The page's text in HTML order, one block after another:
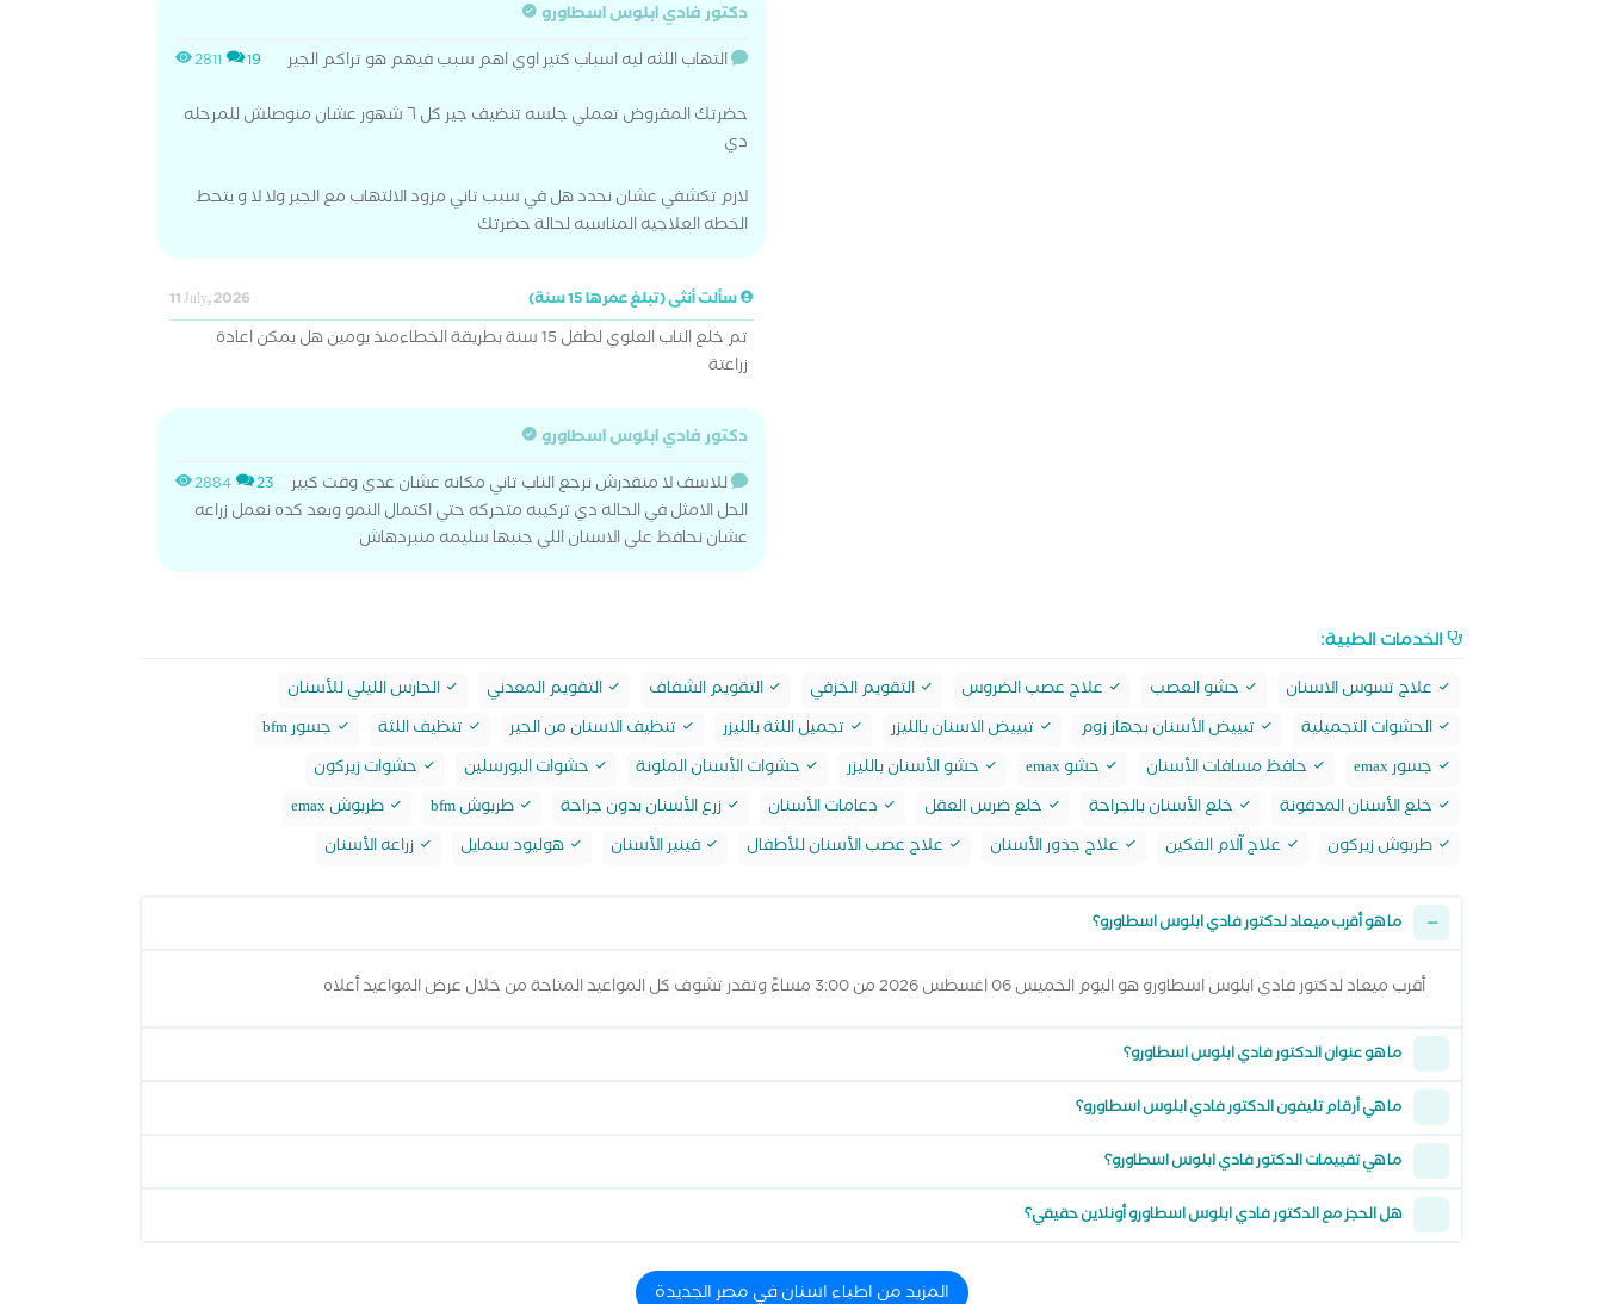
دكتور فادي ابلوس اسطاورو
2811 19
التهاب اللثه ليه اسباب كتير اوي اهم سبب فيهم هو تراكم الجير
حضرتك المفروض تعملي جلسه تنضيف جير كل ٦ شهور عشان منوصلش للمرحله
دي
لازم تكشفي عشان نحدد هل في سبب تاني مزود الالتهاب مع الجير ولا لا و يتحط
الخطه العلاجيه المناسبه لحالة حضرتك
سألت أنثى (تبلغ عمرها 15 سنة) 11 July, 2026
تم خلع الناب العلوي لطفل 15 سنة بطريقة الخطاءمنذ يومين هل يمكن اعادة
زراعتة
دكتور فادي ابلوس اسطاورو
2884 23
للاسف لا منقدرش نرجع الناب تاني مكانه عشان عدي وقت كبير
الحل الامثل في الحاله دي تركيبه متحركه حتي اكتمال النمو وبعد كده نعمل زراعه
عشان نحافظ علي الاسنان اللي جنبها سليمه منبردهاش
الخدمات الطبية:
علاج تسوس الاسنان حشو العصب علاج عصب الضروس التقويم الخزفي التقويم الشفاف التقويم المعدني
الحارس الليلي للأسنان
الحشوات التجميلية
تبييض الأسنان بجهاز زوم تبييض الاسنان بالليزر تجميل اللثة بالليزر تنظيف الاسنان من الجير تنظيف اللثة
جسور bfm
جسور emax
حافظ مسافات الأسنان حشو emax حشو الأسنان بالليزر حشوات الأسنان الملونة حشوات البورسلين
حشوات زيركون
خلع الأسنان المدفونة
خلع الأسنان بالجراحة خلع ضرس العقل دعامات الأسنان زرع الأسنان بدون جراحة طربوش bfm
طربوش emax
طربوش زيركون
علاج آلام الفكين علاج جذور الأسنان علاج عصب الأسنان للأطفال فينير الأسنان هوليود سمايل زراعه الأسنان
ما هو أقرب ميعاد لدكتور فادي ابلوس اسطاورو؟
أقرب ميعاد لدكتور فادي ابلوس اسطاورو هو اليوم الخميس 06 اغسطس 2026 من 3:00 مساءً وتقدر تشوف كل المواعيد المتاحة من خلال عرض المواعيد أعلاه
ما هو عنوان الدكتور فادي ابلوس اسطاورو؟
ما هي أرقام تليفون الدكتور فادي ابلوس اسطاورو؟
ما هي تقييمات الدكتور فادي ابلوس اسطاورو؟
هل الحجز مع الدكتور فادي ابلوس اسطاورو أونلاين حقيقي؟
المزيد من اطباء اسنان في مصر الجديدة